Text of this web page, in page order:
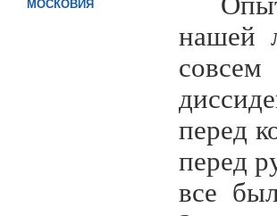
МОСКОВИЯ
нашей
перед
перед
все